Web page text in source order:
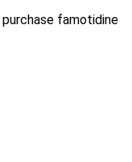
purchase famotidine